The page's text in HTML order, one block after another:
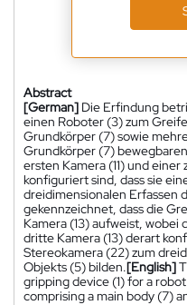
Abstract
[German] Die Erfindung
einen Roboter (3) zum
Grundkörper (7) sowie
Grundkörper (7)
ersten Kamera (11) und
konfiguriert sind, dass sie
dreidimensionalen Erfassen
gekennzeichnet, dass die
Kamera (13) aufweist, wobei
dritte Kamera (13) derart
Stereokamera (22) zum
Objekts (5) bilden.[English]
gripping device (1) for a
comprising a main body (7)